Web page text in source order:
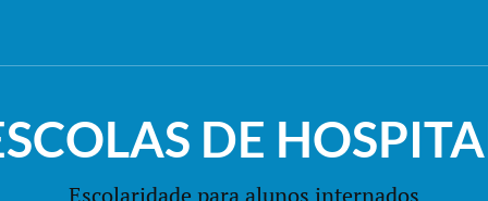
DE
Escolaridade para alunos internados